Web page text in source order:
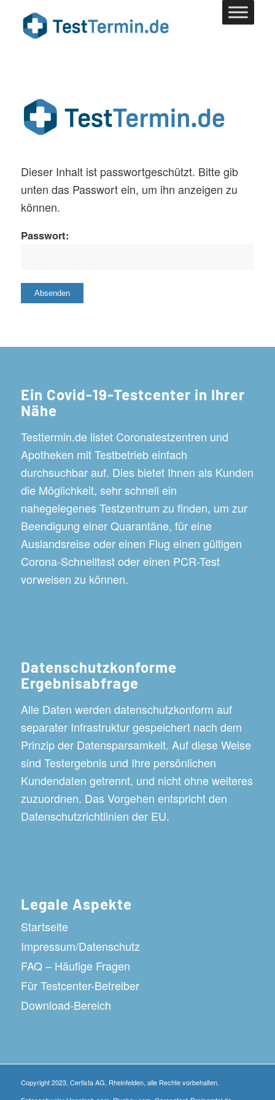
Dieser Inhalt ist passwortgeschützt. Bitte gib
unten das Passwort ein, um ihn anzeigen zu
können.
Passwort:
Ein Covid-19-Testcenter in Ihrer
Nähe
Testtermin.de listet Coronatestzentren und
Apotheken mit Testbetrieb einfach
durchsuchbar auf. Dies bietet Ihnen als Kunden
die Möglichkeit, sehr schnell ein
nahegelegenes Testzentrum zu finden, um zur
Beendigung einer Quarantäne, für eine
Auslandsreise oder einen Flug einen gültigen
Corona-Schnelltest oder einen PCR-Test
vorweisen zu können.
Datenschutzkonforme
Ergebnisabfrage
Alle Daten werden datenschutzkonform auf
separater Infrastruktur gespeichert nach dem
Prinzip der Datensparsamkeit. Auf diese Weise
sind Testergebnis und Ihre persönlichen
Kundendaten getrennt, und nicht ohne weiteres
zuzuordnen. Das Vorgehen entspricht den
Datenschutzrichtlinien der EU.
Legale Aspekte
Startseite
Impressum/Datenschutz
FAQ – Häufige Fragen
Für Testcenter-Betreiber
Download-Bereich
Copyright 2023, Certista AG, Rheinfelden, alle Rechte vorbehalten.